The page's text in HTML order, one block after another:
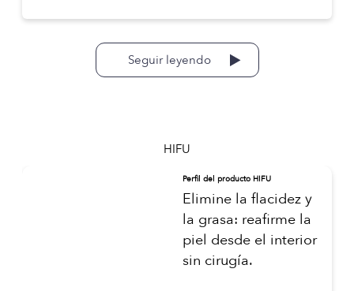
Seguir leyendo
HIFU
Perfil del producto HIFU
Elimine la flacidez y
la grasa: reafirme la
piel desde el interior
sin cirugía.